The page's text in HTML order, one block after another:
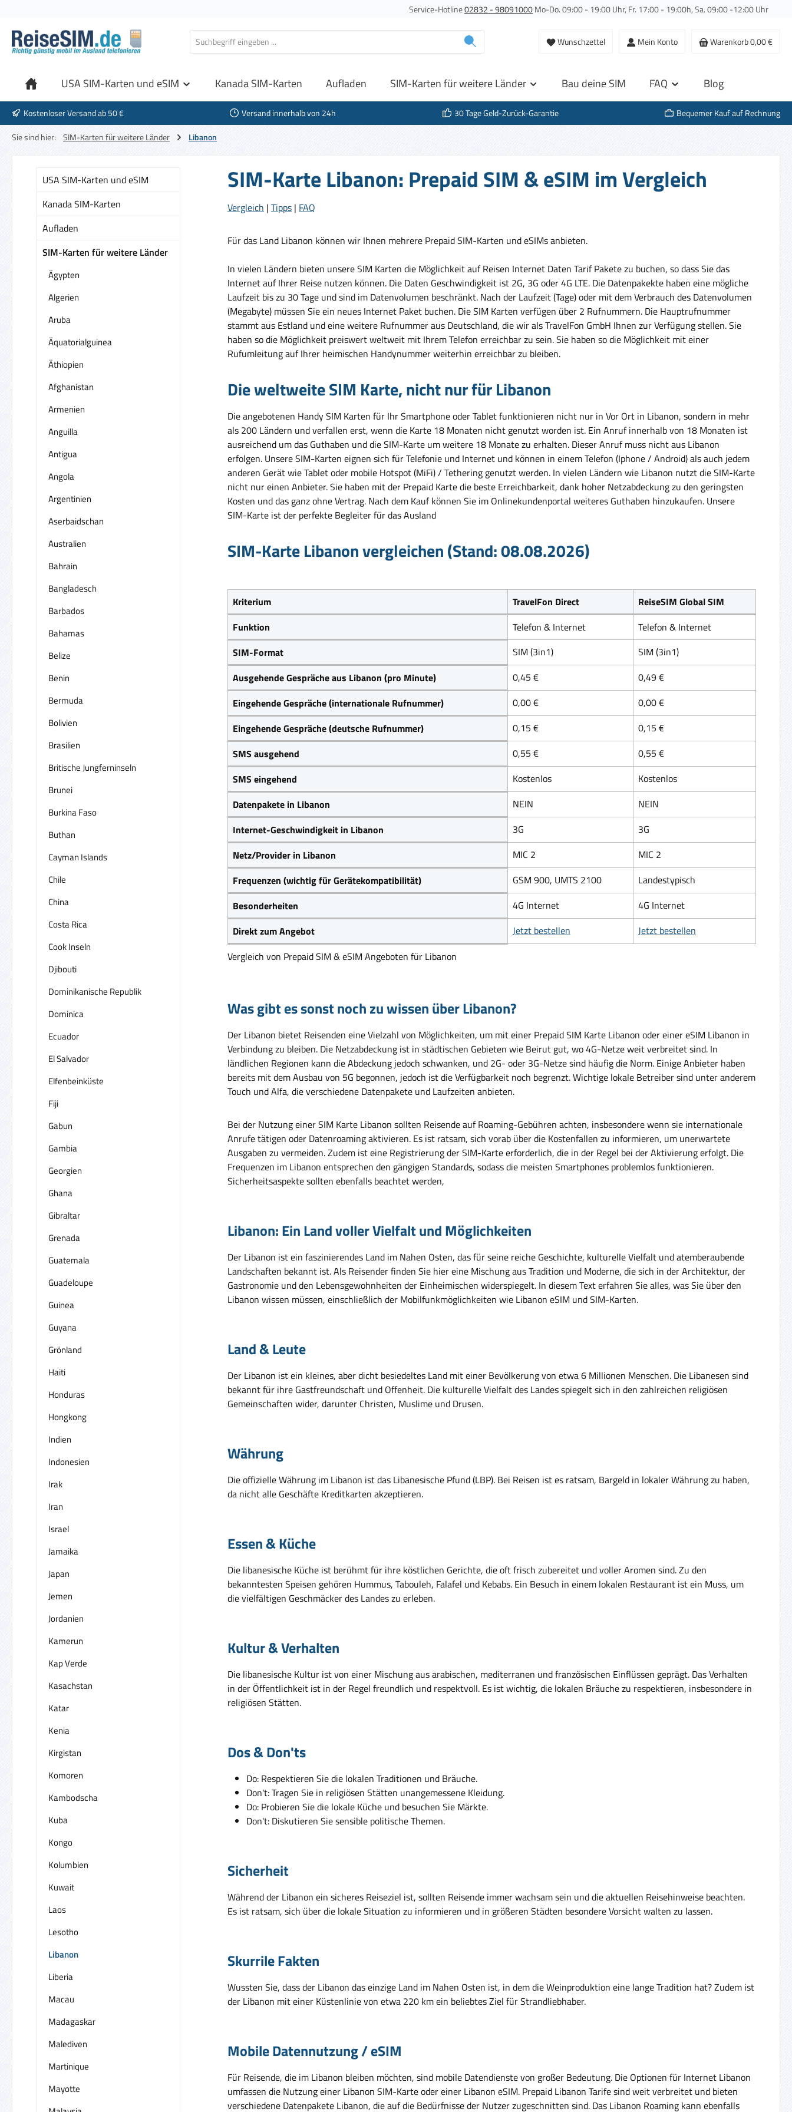
Service-Hotline02832 - 98091000Mo-Do. 09:00 - 19:00 Uhr, Fr. 17:00 - 19:00h, Sa. 09:00 -12:00 Uhr
Wunschzettel Mein Konto Warenkorb0,00 €
USA SIM-Karten und eSIM Kanada SIM-Karten Aufladen SIM-Karten für weitere Länder Bau deine SIM FAQ Blog
Kostenloser Versand ab 50 € Versand innerhalb von 24h 30 Tage Geld-Zurück-Garantie
Bequemer Kauf auf Rechnung
Sie sind hier:
SIM-Karten für weitere Länder Libanon
USA SIM-Karten und eSIM
Kanada SIM-Karten
Aufladen
SIM-Karten für weitere Länder
Ägypten
Algerien
Aruba
Äquatorialguinea
Äthiopien
Afghanistan
Armenien
Anguilla
Antigua
Angola
Argentinien
Aserbaidschan
Australien
Bahrain
Bangladesch
Barbados
Bahamas
Belize
Benin
Bermuda
Bolivien
Brasilien
Britische Jungferninseln
Brunei
Burkina Faso
Buthan
Cayman Islands
Chile
China
Costa Rica
Cook Inseln
Djibouti
Dominikanische Republik
Dominica
Ecuador
El Salvador
Elfenbeinküste
Fiji
Gabun
Gambia
Georgien
Ghana
Gibraltar
Grenada
Guatemala
Guadeloupe
Guinea
Guyana
Grönland
Haiti
Honduras
Hongkong
Indien
Indonesien
Irak
Iran
Israel
Jamaika
Japan
Jemen
Jordanien
Kamerun
Kap Verde
Kasachstan
Katar
Kenia
Kirgistan
Komoren
Kambodscha
Kuba
Kongo
Kolumbien
Kuwait
Laos
Lesotho
Libanon
Liberia
Macau
Madagaskar
Malediven
Martinique
Mayotte
SIM-Karte Libanon: Prepaid SIM & eSIM im Vergleich
Vergleich | Tipps | FAQ
Für das Land Libanon können wir Ihnen mehrere Prepaid SIM-Karten und eSIMs anbieten.
In vielen Ländern bieten unsere SIM Karten die Möglichkeit auf Reisen Internet Daten Tarif Pakete zu buchen, so dass Sie das
Internet auf Ihrer Reise nutzen können. Die Daten Geschwindigkeit ist 2G, 3G oder 4G LTE. Die Datenpakekte haben eine mögliche
Laufzeit bis zu 30 Tage und sind im Datenvolumen beschränkt. Nach der Laufzeit (Tage) oder mit dem Verbrauch des Datenvolumen
(Megabyte) müssen Sie ein neues Internet Paket buchen. Die SIM Karten verfügen über 2 Rufnummern. Die Hauptrufnummer
stammt aus Estland und eine weitere Rufnummer aus Deutschland, die wir als TravelFon GmbH Ihnen zur Verfügung stellen. Sie
haben so die Möglichkeit preiswert weltweit mit Ihrem Telefon erreichbar zu sein. Sie haben so die Möglichkeit mit einer
Rufumleitung auf Ihrer heimischen Handynummer weiterhin erreichbar zu bleiben.
Die weltweite SIM Karte, nicht nur für Libanon
Die angebotenen Handy SIM Karten für Ihr Smartphone oder Tablet funktionieren nicht nur in Vor Ort in Libanon, sondern in mehr
als 200 Ländern und verfallen erst, wenn die Karte 18 Monaten nicht genutzt worden ist. Ein Anruf innerhalb von 18 Monaten ist
ausreichend um das Guthaben und die SIM-Karte um weitere 18 Monate zu erhalten. Dieser Anruf muss nicht aus Libanon
erfolgen. Unsere SIM-Karten eignen sich für Telefonie und Internet und können in einem Telefon (Iphone / Android) als auch jedem
anderen Gerät wie Tablet oder mobile Hotspot (MiFi) / Tethering genutzt werden. In vielen Ländern wie Libanon nutzt die SIM-Karte
nicht nur einen Anbieter. Sie haben mit der Prepaid Karte die beste Erreichbarkeit, dank hoher Netzabdeckung zu den geringsten
Kosten und das ganz ohne Vertrag. Nach dem Kauf können Sie im Onlinekundenportal weiteres Guthaben hinzukaufen. Unsere
SIM-Karte ist der perfekte Begleiter für das Ausland
SIM-Karte Libanon vergleichen (Stand: 08.08.2026)
Vergleich von Prepaid SIM & eSIM Angeboten für Libanon
Kriterium TravelFon Direct
ReiseSIM Global SIM
Funktion
Telefon & Internet
Telefon & Internet
SIM-Format
SIM (3in1)
SIM (3in1)
Ausgehende Gespräche aus Libanon (pro Minute)
0,45 €
0,49 €
Eingehende Gespräche (internationale Rufnummer)
0,00 €
0,00 €
Eingehende Gespräche (deutsche Rufnummer)
0,15 €
0,15 €
SMS ausgehend
0,55 €
0,55 €
SMS eingehend
Kostenlos
Kostenlos
Datenpakete in Libanon
NEIN
NEIN
Internet-Geschwindigkeit in Libanon
3G
3G
Netz/Provider in Libanon
MIC 2
MIC 2
Frequenzen (wichtig für Gerätekompatibilität)
GSM 900, UMTS 2100
Landestypisch
Besonderheiten
4G Internet
4G Internet
Direkt zum Angebot
Jetzt bestellen Jetzt bestellen
Was gibt es sonst noch zu wissen über Libanon?
Der Libanon bietet Reisenden eine Vielzahl von Möglichkeiten, um mit einer Prepaid SIM Karte Libanon oder einer eSIM Libanon in
Verbindung zu bleiben. Die Netzabdeckung ist in städtischen Gebieten wie Beirut gut, wo 4G-Netze weit verbreitet sind. In
ländlichen Regionen kann die Abdeckung jedoch schwanken, und 2G- oder 3G-Netze sind häufig die Norm. Einige Anbieter haben
bereits mit dem Ausbau von 5G begonnen, jedoch ist die Verfügbarkeit noch begrenzt. Wichtige lokale Betreiber sind unter anderem
Touch und Alfa, die verschiedene Datenpakete und Laufzeiten anbieten.
Bei der Nutzung einer SIM Karte Libanon sollten Reisende auf Roaming-Gebühren achten, insbesondere wenn sie internationale
Anrufe tätigen oder Datenroaming aktivieren. Es ist ratsam, sich vorab über die Kostenfallen zu informieren, um unerwartete
Ausgaben zu vermeiden. Zudem ist eine Registrierung der SIM-Karte erforderlich, die in der Regel bei der Aktivierung erfolgt. Die
Frequenzen im Libanon entsprechen den gängigen Standards, sodass die meisten Smartphones problemlos funktionieren.
Sicherheitsaspekte sollten ebenfalls beachtet werden,
Libanon: Ein Land voller Vielfalt und Möglichkeiten
Der Libanon ist ein faszinierendes Land im Nahen Osten, das für seine reiche Geschichte, kulturelle Vielfalt und atemberaubende
Landschaften bekannt ist. Als Reisender finden Sie hier eine Mischung aus Tradition und Moderne, die sich in der Architektur, der
Gastronomie und den Lebensgewohnheiten der Einheimischen widerspiegelt. In diesem Text erfahren Sie alles, was Sie über den
Libanon wissen müssen, einschließlich der Mobilfunkmöglichkeiten wie Libanon eSIM und SIM-Karten.
Land & Leute
Der Libanon ist ein kleines, aber dicht besiedeltes Land mit einer Bevölkerung von etwa 6 Millionen Menschen. Die Libanesen sind
bekannt für ihre Gastfreundschaft und Offenheit. Die kulturelle Vielfalt des Landes spiegelt sich in den zahlreichen religiösen
Gemeinschaften wider, darunter Christen, Muslime und Drusen.
Währung
Die offizielle Währung im Libanon ist das Libanesische Pfund (LBP). Bei Reisen ist es ratsam, Bargeld in lokaler Währung zu haben,
da nicht alle Geschäfte Kreditkarten akzeptieren.
Essen & Küche
Die libanesische Küche ist berühmt für ihre köstlichen Gerichte, die oft frisch zubereitet und voller Aromen sind. Zu den
bekanntesten Speisen gehören Hummus, Tabouleh, Falafel und Kebabs. Ein Besuch in einem lokalen Restaurant ist ein Muss, um
die vielfältigen Geschmäcker des Landes zu erleben.
Kultur & Verhalten
Die libanesische Kultur ist von einer Mischung aus arabischen, mediterranen und französischen Einflüssen geprägt. Das Verhalten
in der Öffentlichkeit ist in der Regel freundlich und respektvoll. Es ist wichtig, die lokalen Bräuche zu respektieren, insbesondere in
religiösen Stätten.
Dos & Don'ts
Do: Respektieren Sie die lokalen Traditionen und Bräuche.
Don't: Tragen Sie in religiösen Stätten unangemessene Kleidung.
Do: Probieren Sie die lokale Küche und besuchen Sie Märkte.
Don't: Diskutieren Sie sensible politische Themen.
Sicherheit
Während der Libanon ein sicheres Reiseziel ist, sollten Reisende immer wachsam sein und die aktuellen Reisehinweise beachten.
Es ist ratsam, sich über die lokale Situation zu informieren und in größeren Städten besondere Vorsicht walten zu lassen.
Skurrile Fakten
Wussten Sie, dass der Libanon das einzige Land im Nahen Osten ist, in dem die Weinproduktion eine lange Tradition hat? Zudem ist
der Libanon mit einer Küstenlinie von etwa 220 km ein beliebtes Ziel für Strandliebhaber.
Mobile Datennutzung / eSIM
Für Reisende, die im Libanon bleiben möchten, sind mobile Datendienste von großer Bedeutung. Die Optionen für Internet Libanon
umfassen die Nutzung einer Libanon SIM-Karte oder einer Libanon eSIM. Prepaid Libanon Tarife sind weit verbreitet und bieten
verschiedene Datenpakete Libanon, die auf die Bedürfnisse der Nutzer zugeschnitten sind. Das Libanon Roaming kann ebenfalls